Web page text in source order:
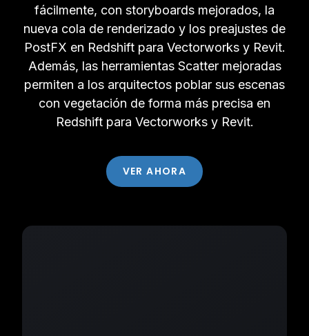
fácilmente, con storyboards mejorados, la
nueva cola de renderizado y los preajustes de
PostFX en Redshift para Vectorworks y Revit.
Además, las herramientas Scatter mejoradas
permiten a los arquitectos poblar sus escenas
con vegetación de forma más precisa en
Redshift para Vectorworks y Revit.
VER AHORA